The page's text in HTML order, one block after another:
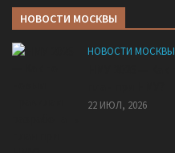
НОВОСТИ МОСКВЫ
НОВОСТИ МОСКВЫ
22 ИЮЛ, 2026